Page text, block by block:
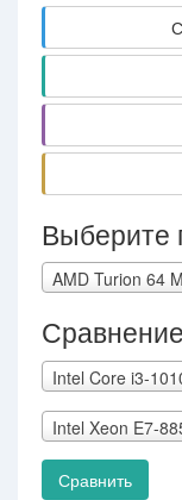
Выберите
AMD Turion 64
Intel Core i3-
Intel Xeon E7-
Сравнить